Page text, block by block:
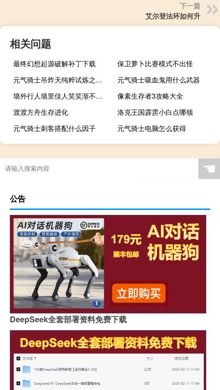
下一篇
艾尔登法环如何升
相关问题
最终幻想起源破解补丁下载
保卫萝卜比赛模式不出怪
元气骑士吊炸天纯粹试炼之地怎样能带武器进去
元气骑士吸血鬼用什么武器
墙外行人墙里佳人笑笑渐不闻声渐悄多情却被无情恼
像素生存者3攻略大全
渡渡方舟生存进化
洛克王国霹雳小白点哪领
元气骑士刺客搭配什么因子
元气骑士电脑怎么获得
☚
公告
DeepSeek全套部署资料免费下载